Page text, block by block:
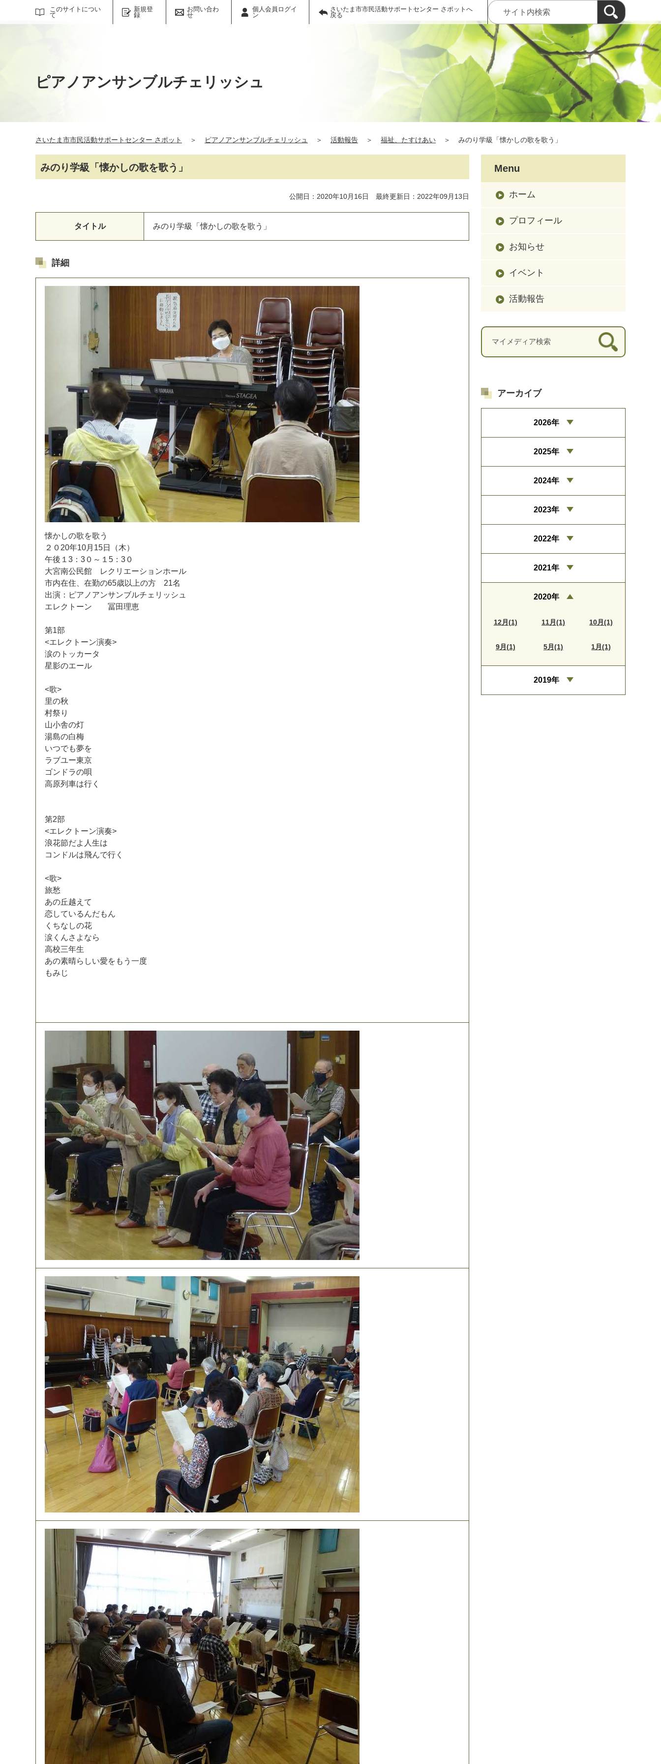
このサイトについ
て
新規登
録
お問い合わ
せ
個人会員ログイ
ン
さいたま市市民活動サポートセンター さポットへ
戻る
サイト内検索
ピアノアンサンブルチェリッシュ
さいたま市市民活動サポートセンター さポット ＞ ピアノアンサンブルチェリッシュ ＞ 活動報告 ＞ 福祉、たすけあい ＞ みのり学級「懐かしの歌を歌う」
みのり学級「懐かしの歌を歌う」
公開日：2020年10月16日 最終更新日：2022年09月13日
タイトル みのり 学級 「懐かしの歌を歌 う 」
詳細
懐かしの歌を歌 う
２ ０ 20年10月 15日 （木）
午後 １ 3 ： 3０ ～ １ 5 ： 3０
大宮南公民館 レ ク リ エーシ ョ ンホール
市内在住 在勤の65歳以 上の方 21名
出演 ： ピア ノ アンサンブルチ ェ リ ッ シ ュ
エレ ク ト ーン 冨田理恵
第1部
<エレ ク ト ーン演奏>
涙の ト ッ カータ
星影のエール
<歌>
里の秋
村祭 り
山小舎の灯
湯島の白梅
いつでも夢を
ラブユー東京
ゴン ドラの唄
高原列 車は行 く
第2部
<エレ ク ト ーン演奏>
浪花節だよ 人 生は
コ ン ド ルは飛んで行 く
<歌>
旅愁
あの丘越 え て
恋している んだも ん
く ちな しの花
涙 く んさ よ なら
高校三年生
あの素晴ら しい愛を も う 一度
もみ じ
Menu
ホーム
プロフィール
お知らせ
イベント
活動報告
アーカイブ
2026年
2025年
2024年
2023年
2022年
2021年
2020年
12月(1) 11月(1) 10月(1)
9月(1) 5月(1) 1月(1)
2019年